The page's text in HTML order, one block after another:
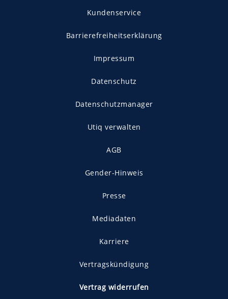
Kundenservice
Barrierefreiheitserklärung
Impressum
Datenschutz
Datenschutzmanager
Utiq verwalten
AGB
Gender-Hinweis
Presse
Mediadaten
Karriere
Vertragskündigung
Vertrag widerrufen